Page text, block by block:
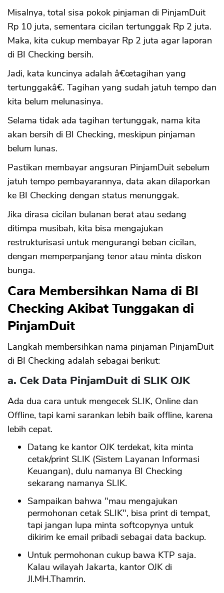
Misalnya, total sisa pokok pinjaman di PinjamDuit
Rp 10 juta, sementara cicilan tertunggak Rp 2 juta.
Maka, kita cukup membayar Rp 2 juta agar laporan
di BI Checking bersih.
Jadi, kata kuncinya adalah â€œtagihan yang
tertunggakâ€. Tagihan yang sudah jatuh tempo dan
kita belum melunasinya.
Selama tidak ada tagihan tertunggak, nama kita
akan bersih di BI Checking, meskipun pinjaman
belum lunas.
Pastikan membayar angsuran PinjamDuit sebelum
jatuh tempo pembayarannya, data akan dilaporkan
ke BI Checking dengan status menunggak.
Jika dirasa cicilan bulanan berat atau sedang
ditimpa musibah, kita bisa mengajukan
restrukturisasi untuk mengurangi beban cicilan,
dengan memperpanjang tenor atau minta diskon
bunga.
Cara Membersihkan Nama di BI
Checking Akibat Tunggakan di
PinjamDuit
Langkah membersihkan nama pinjaman PinjamDuit
di BI Checking adalah sebagai berikut:
a. Cek Data PinjamDuit di SLIK OJK
Ada dua cara untuk mengecek SLIK, Online dan
Offline, tapi kami sarankan lebih baik offline, karena
lebih cepat.
Datang ke kantor OJK terdekat, kita minta
cetak/print SLIK (Sistem Layanan Informasi
Keuangan), dulu namanya BI Checking
sekarang namanya SLIK.
Sampaikan bahwa "mau mengajukan
permohonan cetak SLIK", bisa print di tempat,
tapi jangan lupa minta softcopynya untuk
dikirim ke email pribadi sebagai data backup.
Untuk permohonan cukup bawa KTP saja.
Kalau wilayah Jakarta, kantor OJK di
Jl.MH.Thamrin.